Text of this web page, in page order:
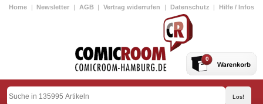
Home | Newsletter | AGB | Vertrag widerrufen | Datenschutz | Hilfe / Infos
0